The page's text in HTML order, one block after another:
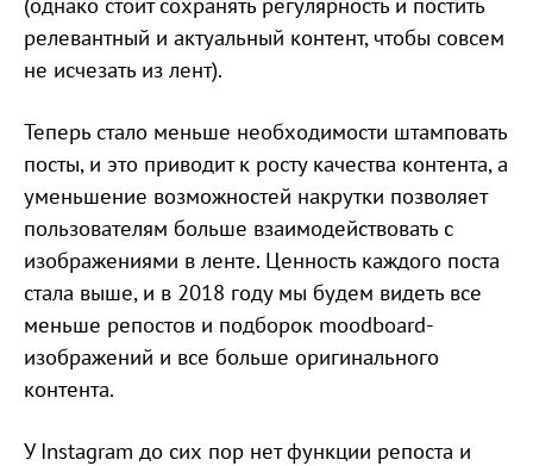
релевантный и актуальный контент, чтобы совсем
не исчезать из лент).
Теперь стало меньше необходимости штамповать
посты, и это приводит к росту качества контента, а
уменьшение возможностей накрутки позволяет
пользователям больше взаимодействовать с
изображениями в ленте. Ценность каждого поста
стала выше, и в 2018 году мы будем видеть все
меньше репостов и подборок moodboard-
изображений и все больше оригинального
контента.
У Instagram до сих пор нет функции репоста и